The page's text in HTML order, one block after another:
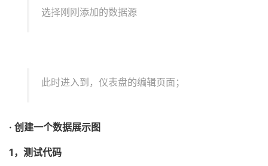
选择刚刚添加的数据源
此时进入到，仪表盘的编辑页面；
· 创建一个数据展示图
1，测试代码